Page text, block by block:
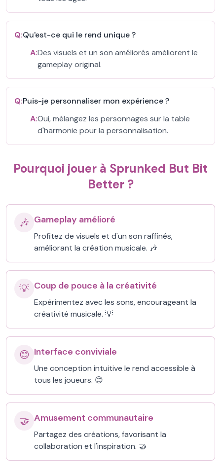
Q:Qu'est-ce qui le rend unique ?
A:Des visuels et un son améliorés améliorent le
gameplay original.
Q:Puis-je personnaliser mon expérience ?
A:Oui, mélangez les personnages sur la table
d'harmonie pour la personnalisation.
Pourquoi jouer à Sprunked But Bit
Better ?
🎶 Gameplay amélioré
Profitez de visuels et d'un son raffinés,
améliorant la création musicale. 🎶
💡 Coup de pouce à la créativité
Expérimentez avec les sons, encourageant la
créativité musicale. 💡
😊 Interface conviviale
Une conception intuitive le rend accessible à
tous les joueurs. 😊
🤝 Amusement communautaire
Partagez des créations, favorisant la
collaboration et l'inspiration. 🤝